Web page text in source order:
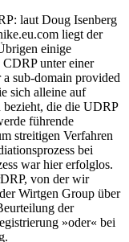
laut Doug Isenberg
liegt der
einige
unter einer
sub-domain provided
sich alleine auf
bezieht, die die UDRP
führende
streitigen Verfahren
bei
war hier erfolglos.
von der wir
Wirtgen Group über
der
»oder« bei